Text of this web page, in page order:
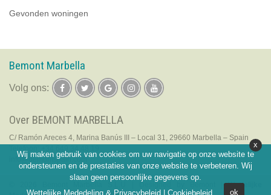
Gevonden woningen
Bemont Marbella
Volg ons:
Over BEMONT MARBELLA
C/ Ramón Areces 4, Marina Banús III – Local 31, 29660 Marbella – Spain
info@bemontspain.com
© 2026 Bemont Marbella S.L.U | Designed by Bemont |Wettelijke
Wij maken gebruik van cookies om uw navigatie op onze website te
ondersteunen en de prestaties van onze website te verbeteren. Wij
slaan geen persoonlijke gegevens op.
Wettelijke Mededeling & Privacybeleid |Cookiebeleid ok
x